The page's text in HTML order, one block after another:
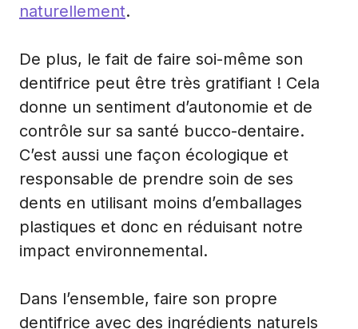
naturellement.
De plus, le fait de faire soi-même son
dentifrice peut être très gratifiant ! Cela
donne un sentiment d’autonomie et de
contrôle sur sa santé bucco-dentaire.
C’est aussi une façon écologique et
responsable de prendre soin de ses
dents en utilisant moins d’emballages
plastiques et donc en réduisant notre
impact environnemental.
Dans l’ensemble, faire son propre
dentifrice avec des ingrédients naturels